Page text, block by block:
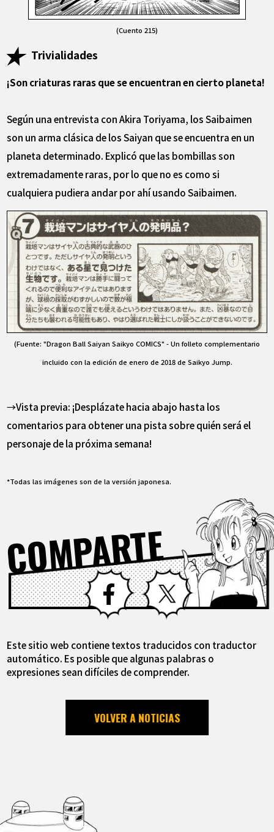
(Cuento 215)
Trivialidades
¡Son criaturas raras que se encuentran en cierto planeta!
Según una entrevista con Akira Toriyama, los Saibaimen
son un arma clásica de los Saiyan que se encuentra en un
planeta determinado. Explicó que las bombillas son
extremadamente raras, por lo que no es como si
cualquiera pudiera andar por ahí usando Saibaimen.
(Fuente: "Dragon Ball Saiyan Saikyo COMICS" - Un folleto complementario
incluido con la edición de enero de 2018 de Saikyo Jump.
→Vista previa: ¡Desplázate hacia abajo hasta los
comentarios para obtener una pista sobre quién será el
personaje de la próxima semana!
*Todas las imágenes son de la versión japonesa.
COMPARTE
Facebook X
Este sitio web contiene textos traducidos con traductor
automático. Es posible que algunas palabras o
expresiones sean difíciles de comprender.
VOLVER A NOTICIAS